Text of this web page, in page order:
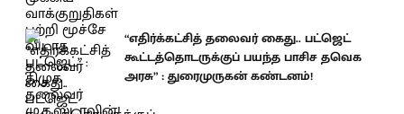
“எதிர்க்கட்சித் தலைவர் கைது.. பட்ஜெட்
கூட்டத்தொடருக்குப் பயந்த பாசிச தவெக
அரசு” : துரைமுருகன் கண்டனம்!